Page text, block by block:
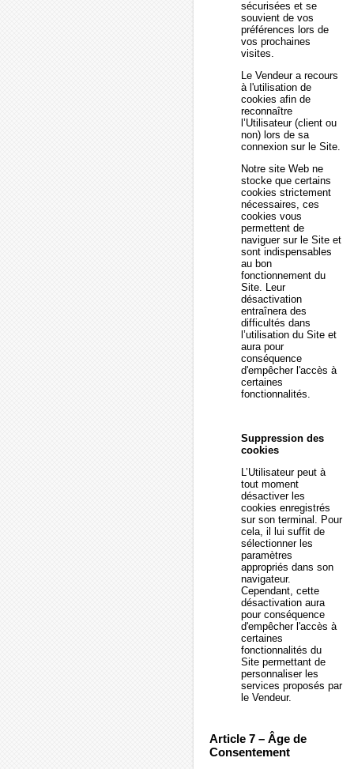
sécurisées et se
souvient de vos
préférences lors de
vos prochaines
visites.
Le Vendeur a recours
à l'utilisation de
cookies afin de
reconnaître
l’Utilisateur (client ou
non) lors de sa
connexion sur le Site.
Notre site Web ne
stocke que certains
cookies strictement
nécessaires, ces
cookies vous
permettent de
naviguer sur le Site et
sont indispensables
au bon
fonctionnement du
Site. Leur
désactivation
entraînera des
difficultés dans
l’utilisation du Site et
aura pour
conséquence
d'empêcher l'accès à
certaines
fonctionnalités.
Suppression des
cookies
L’Utilisateur peut à
tout moment
désactiver les
cookies enregistrés
sur son terminal. Pour
cela, il lui suffit de
sélectionner les
paramètres
appropriés dans son
navigateur.
Cependant, cette
désactivation aura
pour conséquence
d'empêcher l'accès à
certaines
fonctionnalités du
Site permettant de
personnaliser les
services proposés par
le Vendeur.
Article 7 – Âge de
Consentement